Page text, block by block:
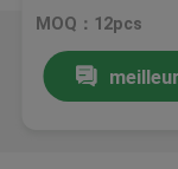
carburant
MOQ：12pcs